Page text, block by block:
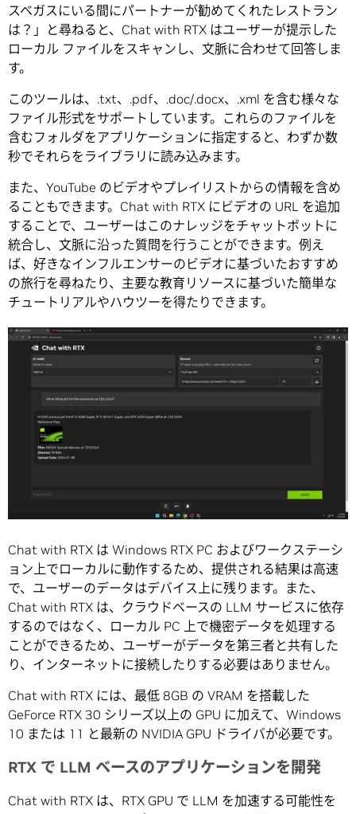
スベガスにいる間にパートナーが勧めてくれたレストラン
は？」と尋ねると、Chat with RTX はユーザーが提示した
ローカル ファイルをスキャンし、文脈に合わせて回答しま
す。
このツールは、.txt、.pdf、.doc/.docx、.xml を含む様々な
ファイル形式をサポートしています。これらのファイルを
含むフォルダをアプリケーションに指定すると、わずか数
秒でそれらをライブラリに読み込みます。
また、YouTube のビデオやプレイリストからの情報を含め
ることもできます。Chat with RTX にビデオの URL を追加
することで、ユーザーはこのナレッジをチャットボットに
統合し、文脈に沿った質問を行うことができます。例え
ば、好きなインフルエンサーのビデオに基づいたおすすめ
の旅行を尋ねたり、主要な教育リソースに基づいた簡単な
チュートリアルやハウツーを得たりできます。
Chat with RTX は Windows RTX PC およびワークステーシ
ョン上でローカルに動作するため、提供される結果は高速
で、ユーザーのデータはデバイス上に残ります。また、
Chat with RTX は、クラウドベースの LLM サービスに依存
するのではなく、ローカル PC 上で機密データを処理する
ことができるため、ユーザーがデータを第三者と共有した
り、インターネットに接続したりする必要はありません。
Chat with RTX には、最低 8GB の VRAM を搭載した
GeForce RTX 30 シリーズ以上の GPU に加えて、Windows
10 または 11 と最新の NVIDIA GPU ドライバが必要です。
RTX で LLM ベースのアプリケーションを開発
Chat with RTX は、RTX GPU で LLM を加速する可能性を